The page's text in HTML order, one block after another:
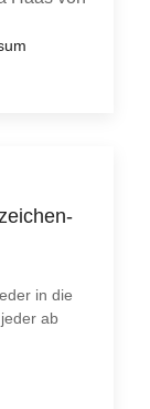
in die
ab